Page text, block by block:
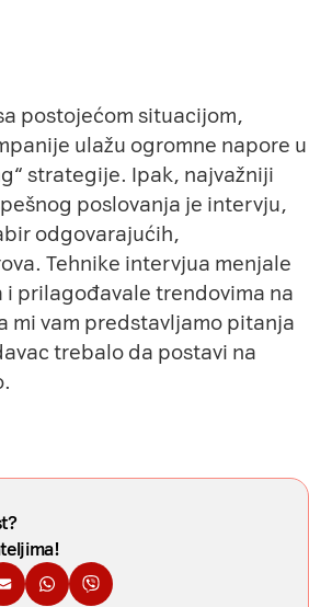
postojećom situacijom,
ulažu ogromne napore u
strategije. Ipak, najvažniji
poslovanja je intervju,
odgovarajućih,
Tehnike intervjua menjale
i prilagođavale trendovima na
mi vam predstavljamo pitanja
trebalo da postavi na
Tviteru
na Linkdinu
Podelite na imejl
Podelite na WhatsApp
Podelite na Viberu